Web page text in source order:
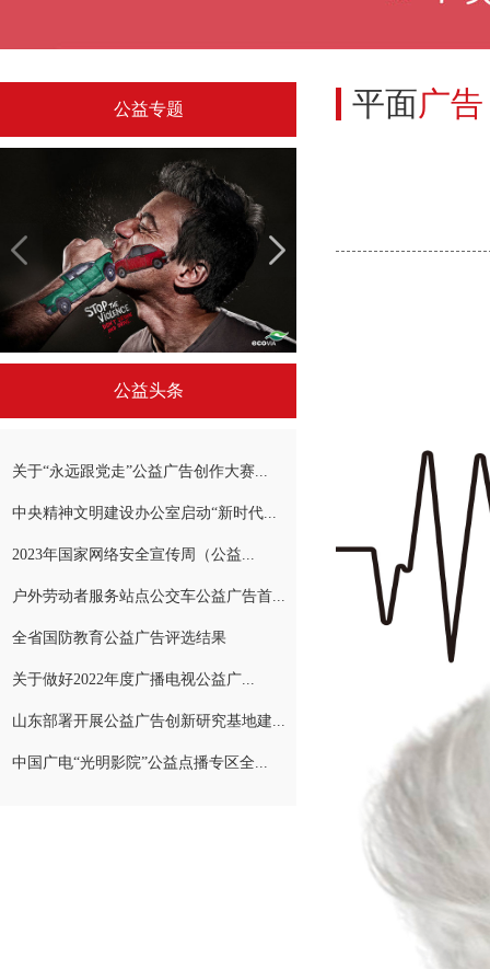
公益专题
令人驻足的国外公益广告
公益头条
关于“永远跟党走”公益广告创作大赛...
中央精神文明建设办公室启动“新时代...
2023年国家网络安全宣传周（公益...
户外劳动者服务站点公交车公益广告首...
全省国防教育公益广告评选结果
关于做好2022年度广播电视公益广...
山东部署开展公益广告创新研究基地建...
中国广电“光明影院”公益点播专区全...
平面广告